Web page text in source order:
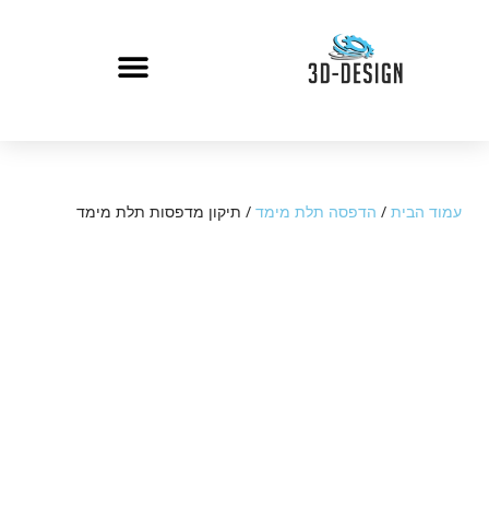
עמוד הבית / הדפסה תלת מימד / תיקון מדפסות תלת מימד